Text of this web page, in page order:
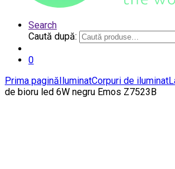
Search
Caută după:
0
Prima paginăIluminatCorpuri de iluminat
de bioru led 6W negru Emos Z7523B